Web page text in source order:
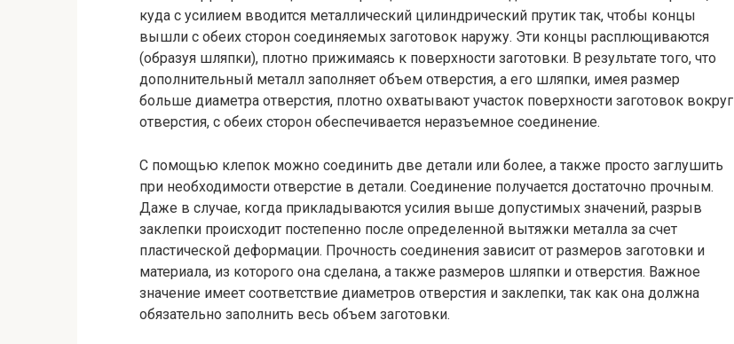
куда с усилием вводится металлический цилиндрический прутик так, чтобы концы
вышли с обеих сторон соединяемых заготовок наружу. Эти концы расплющиваются
(образуя шляпки), плотно прижимаясь к поверхности заготовки. В результате того, что
дополнительный металл заполняет объем отверстия, а его шляпки, имея размер
больше диаметра отверстия, плотно охватывают участок поверхности заготовок вокруг
отверстия, с обеих сторон обеспечивается неразъемное соединение.
С помощью клепок можно соединить две детали или более, а также просто заглушить
при необходимости отверстие в детали. Соединение получается достаточно прочным.
Даже в случае, когда прикладываются усилия выше допустимых значений, разрыв
заклепки происходит постепенно после определенной вытяжки металла за счет
пластической деформации. Прочность соединения зависит от размеров заготовки и
материала, из которого она сделана, а также размеров шляпки и отверстия. Важное
значение имеет соответствие диаметров отверстия и заклепки, так как она должна
обязательно заполнить весь объем заготовки.